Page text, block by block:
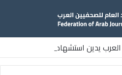
العرب يدين استشهاد
إسرائيلي وسط قطاع غزة